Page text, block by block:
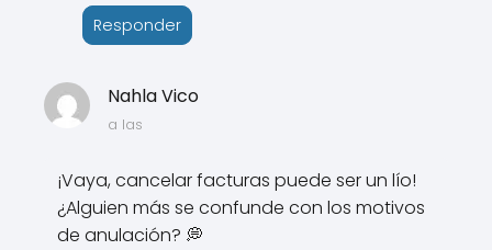
Responder
Nahla Vico
a las
¡Vaya, cancelar facturas puede ser un lío!
¿Alguien más se confunde con los motivos
de anulación? 💭